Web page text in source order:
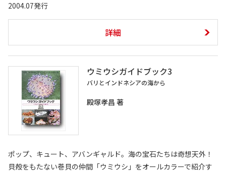
2004.07発行
詳細
ウミウシガイドブック3
バリとインドネシアの海から
殿塚孝昌 著
ポップ、キュート、アバンギャルド。海の宝石たちは奇想天外！
貝殻をもたない巻貝の仲間「ウミウシ」をオールカラーで紹介す